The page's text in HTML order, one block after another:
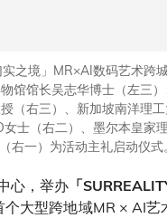
之境」MR×AI数码艺术跨
馆馆长吴志华博士（左三
（右三）、新加坡南洋理
士（右二）、墨尔本皇家
右一）为活动主礼启动仪式
心，举办「
大型跨地域MR × AI